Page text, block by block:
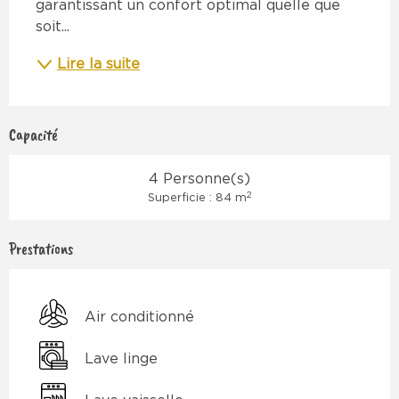
garantissant un confort optimal quelle que
soit...
Lire la suite
Capacité
4 Personne(s)
Superficie : 84 m2
Prestations
Air conditionné
Lave linge